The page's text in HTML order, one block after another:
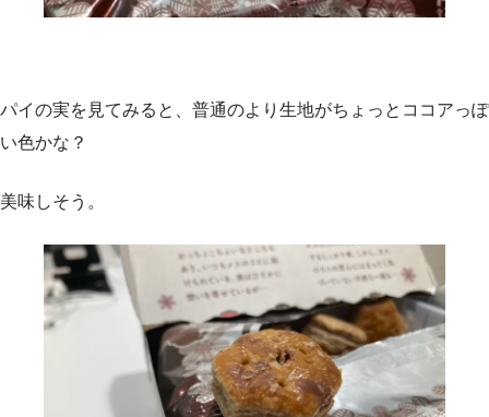
パイの実を見てみると、普通のより生地がちょっとココアっぽ
い色かな？
美味しそう。